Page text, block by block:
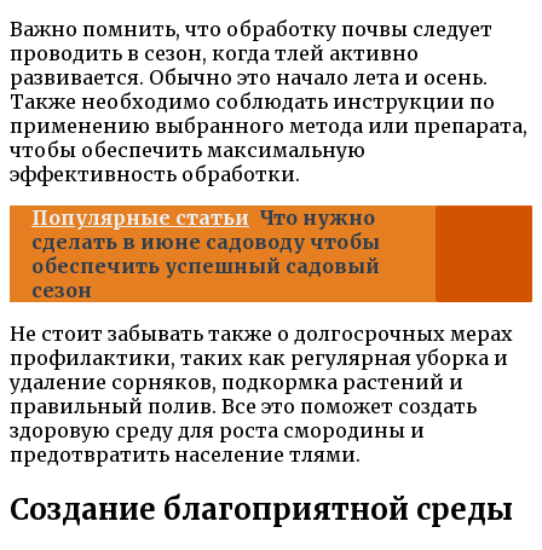
Важно помнить, что обработку почвы следует
проводить в сезон, когда тлей активно
развивается. Обычно это начало лета и осень.
Также необходимо соблюдать инструкции по
применению выбранного метода или препарата,
чтобы обеспечить максимальную
эффективность обработки.
Популярные статьи Что нужно
сделать в июне садоводу чтобы
обеспечить успешный садовый
сезон
Не стоит забывать также о долгосрочных мерах
профилактики, таких как регулярная уборка и
удаление сорняков, подкормка растений и
правильный полив. Все это поможет создать
здоровую среду для роста смородины и
предотвратить население тлями.
Создание благоприятной среды